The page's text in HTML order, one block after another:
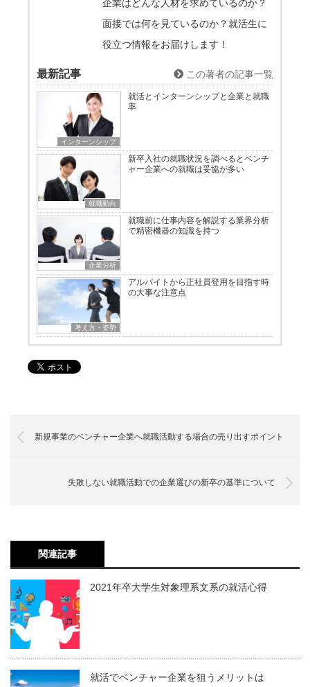
企業はどんな人材を求めているのか？
面接では何を見ているのか？就活生に
役立つ情報をお届けします！
最新記事 この著者の記事一覧
インターンシップ
就活とインターンシップと企業と就職
率
就職動向
新卒入社の就職状況を調べるとベンチ
ャー企業への就職は妥協が多い
企業分析
就職前に仕事内容を解説する業界分析
で精密機器の知識を持つ
考え方・姿勢
アルバイトから正社員登用を目指す時
の大事な注意点
新規事業のベンチャー企業へ就職活動する場合の売り出すポイント
失敗しない就職活動での企業選びの新卒の基準について
関連記事
2021年卒大学生対象理系文系の就活心得
就活でベンチャー企業を狙うメリットは